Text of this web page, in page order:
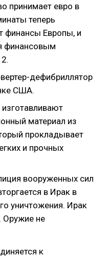
принимает евро в
теперь
финансы Европы, и
финансовым
дефибриллятор
США.
материал из
прокладывает
и прочных
вооруженных сил
в Ирак в
уничтожения. Ирак
Оружие не
к